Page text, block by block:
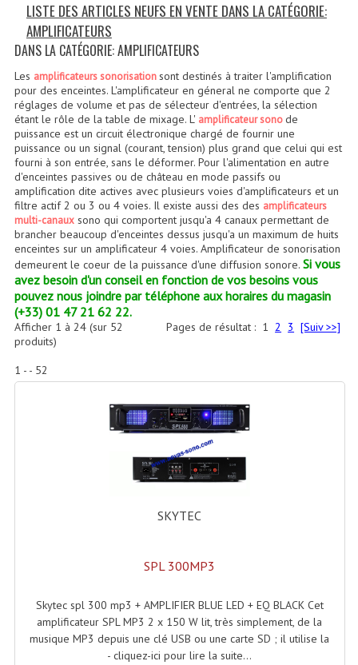
CATÉGORIES
Sonorisation
Accessoires Pieds Cellules Diamants
Accessoires Enceintes
Accessoires Micro, Pieds De Régie
Cellule (s)
Diamants
Pieds D'enceintes
Amplificateurs Multi-Canaux
Casques Stéréo
Enceintes Et Caissons Basses
Enceintes Amplifiées Actives
Enceintes, Système Amplifiés
LISTE DES ARTICLES NEUFS EN VENTE DANS LA CATÉGORIE:
AMPLIFICATEURS
DANS LA CATÉGORIE: AMPLIFICATEURS
Les amplificateurs sonorisationsont destinés à traiter l'amplification
pour des enceintes. L'amplificateur en géneral ne comporte que 2
réglages de volume et pas de sélecteur d'entrées, la sélection
étant le rôle de la table de mixage. L' amplificateur sonode
puissance est un circuit électronique chargé de fournir une
puissance ou un signal (courant, tension) plus grand que celui qui est
fourni à son entrée, sans le déformer. Pour l'alimentation en autre
d'enceintes passives ou de château en mode passifs ou
amplification dite actives avec plusieurs voies d'amplificateurs et un
filtre actif 2 ou 3 ou 4 voies. Il existe aussi des des amplificateurs
multi-canauxsono qui comportent jusqu'a 4 canaux permettant de
brancher beaucoup d'enceintes dessus jusqu'a un maximum de huits
enceintes sur un amplificateur 4 voies. Amplificateur de sonorisation
demeurent le coeur de la puissance d'une diffusion sonore. Si vous
avez besoin d'un conseil en fonction de vos besoins vous
pouvez nous joindre par téléphone aux horaires du magasin
(+33) 01 47 21 62 22.
Pages de résultat : 1 2 3 [Suiv >>]
Afficher 1 à 24(sur 52
produits)
1 - - 52
SKYTEC
SPL 300MP3
Skytec spl 300 mp3 + AMPLIFIER BLUE LED + EQ BLACK Cet
amplificateur SPL MP3 2 x 150 W lit, très simplement, de la
musique MP3 depuis une clé USB ou une carte SD ; il utilise la
- cliquez-ici pour lire la suite...